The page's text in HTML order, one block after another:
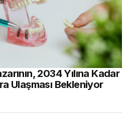
2034 Yılına Kadar
Ulaşması Bekleniyor